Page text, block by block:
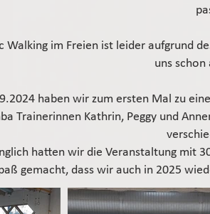
Walking im Freien ist leider aufgrund
uns
haben wir zum ersten Mal zu
Trainerinnen Kathrin, Peggy und
hatten wir die Veranstaltung mit
gemacht, dass wir auch in 2025